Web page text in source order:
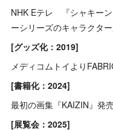
NHK Eテレ 『シャキー
ーシリーズのキャラクター
[グッズ化：2019]
メディコムトイより
[書籍化：2024]
最初の画集『KAIZIN』発売
[展覧会：2025]